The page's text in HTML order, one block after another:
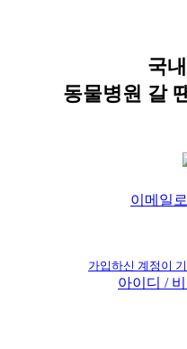
국
동물병원 갈
이메일
가입하신 계정이
아이디 /